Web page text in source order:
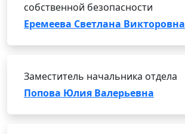
собственной безопасности
Еремеева Светлана Викторовна
Заместитель начальника отдела
Попова Юлия Валерьевна